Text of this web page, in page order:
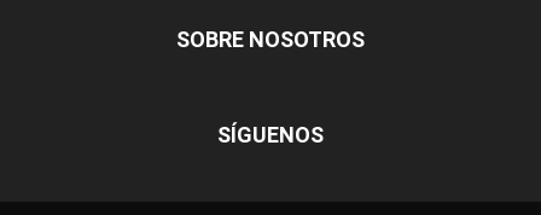
SOBRE NOSOTROS
SÍGUENOS